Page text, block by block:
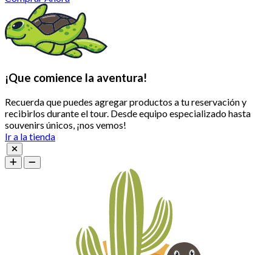
¡Que comience la aventura!
Recuerda que puedes agregar productos a tu reservación y
recibirlos durante el tour. Desde equipo especializado hasta
souvenirs únicos, ¡nos vemos!
Ir a la tienda